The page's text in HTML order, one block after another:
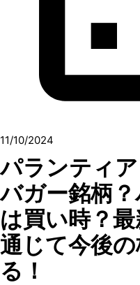
11/10/2024
パランティ
バガー銘柄
は買い時？
通じて今後
る！